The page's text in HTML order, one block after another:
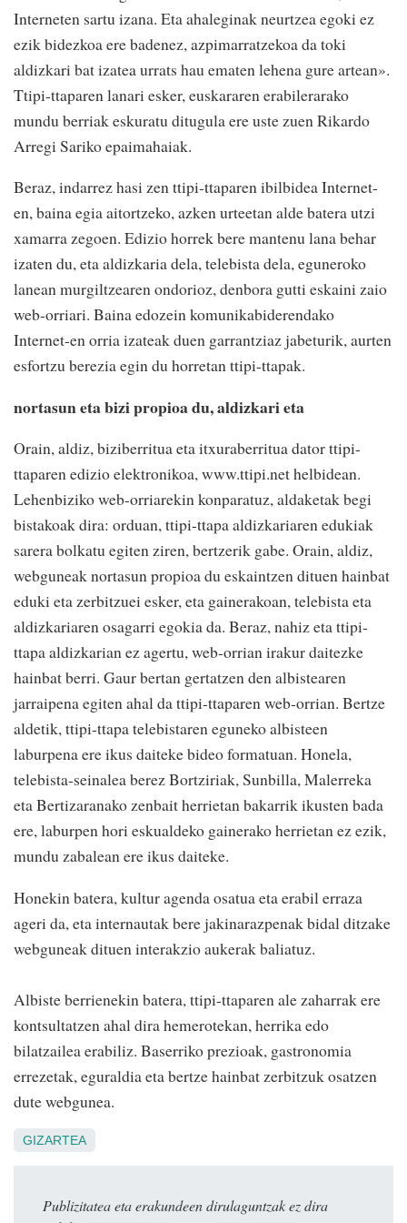
Interneten sartu izana. Eta ahaleginak neurtzea egoki ez
ezik bidezkoa ere badenez, azpimarratzekoa da toki
aldizkari bat izatea urrats hau ematen lehena gure artean».
Ttipi-ttaparen lanari esker, euskararen erabilerarako
mundu berriak eskuratu ditugula ere uste zuen Rikardo
Arregi Sariko epaimahaiak.
Beraz, indarrez hasi zen ttipi-ttaparen ibilbidea Internet-
en, baina egia aitortzeko, azken urteetan alde batera utzi
xamarra zegoen. Edizio horrek bere mantenu lana behar
izaten du, eta aldizkaria dela, telebista dela, eguneroko
lanean murgiltzearen ondorioz, denbora gutti eskaini zaio
web-orriari. Baina edozein komunikabiderendako
Internet-en orria izateak duen garrantziaz jabeturik, aurten
esfortzu berezia egin du horretan ttipi-ttapak.
nortasun eta bizi propioa du, aldizkari eta
Orain, aldiz, biziberritua eta itxuraberritua dator ttipi-
ttaparen edizio elektronikoa, www.ttipi.net helbidean.
Lehenbiziko web-orriarekin konparatuz, aldaketak begi
bistakoak dira: orduan, ttipi-ttapa aldizkariaren edukiak
sarera bolkatu egiten ziren, bertzerik gabe. Orain, aldiz,
webguneak nortasun propioa du eskaintzen dituen hainbat
eduki eta zerbitzuei esker, eta gainerakoan, telebista eta
aldizkariaren osagarri egokia da. Beraz, nahiz eta ttipi-
ttapa aldizkarian ez agertu, web-orrian irakur daitezke
hainbat berri. Gaur bertan gertatzen den albistearen
jarraipena egiten ahal da ttipi-ttaparen web-orrian. Bertze
aldetik, ttipi-ttapa telebistaren eguneko albisteen
laburpena ere ikus daiteke bideo formatuan. Honela,
telebista-seinalea berez Bortziriak, Sunbilla, Malerreka
eta Bertizaranako zenbait herrietan bakarrik ikusten bada
ere, laburpen hori eskualdeko gainerako herrietan ez ezik,
mundu zabalean ere ikus daiteke.
Honekin batera, kultur agenda osatua eta erabil erraza
ageri da, eta internautak bere jakinarazpenak bidal ditzake
webguneak dituen interakzio aukerak baliatuz.
Albiste berrienekin batera, ttipi-ttaparen ale zaharrak ere
kontsultatzen ahal dira hemerotekan, herrika edo
bilatzailea erabiliz. Baserriko prezioak, gastronomia
errezetak, eguraldia eta bertze hainbat zerbitzuk osatzen
dute webgunea.
GIZARTEA
Publizitatea eta erakundeen dirulaguntzak ez dira